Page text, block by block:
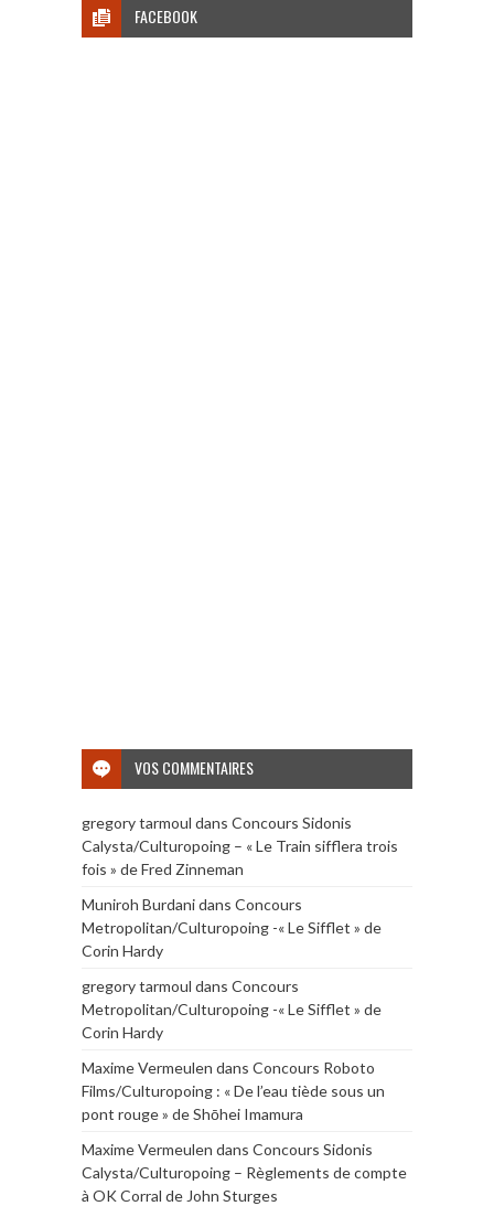
FACEBOOK
VOS COMMENTAIRES
gregory tarmoul dans Concours Sidonis
Calysta/Culturopoing – « Le Train sifflera trois
fois » de Fred Zinneman
Muniroh Burdanidans Concours
Metropolitan/Culturopoing -« Le Sifflet » de
Corin Hardy
gregory tarmoul dans Concours
Metropolitan/Culturopoing -« Le Sifflet » de
Corin Hardy
Maxime Vermeulen dans Concours Roboto
Films/Culturopoing : « De l’eau tiède sous un
pont rouge » de Shōhei Imamura
Maxime Vermeulen dans Concours Sidonis
Calysta/Culturopoing – Règlements de compte
à OK Corral de John Sturges